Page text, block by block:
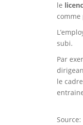
le
subi.
Par
le